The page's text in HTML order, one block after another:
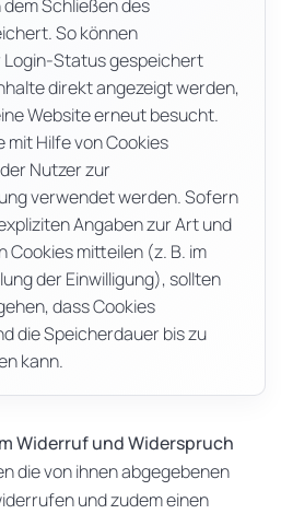
Schließen des
So können
Login-Status gespeichert
direkt angezeigt werden,
Website erneut besucht.
mit Hilfe von Cookies
Nutzer zur
verwendet werden. Sofern
Angaben zur Art und
Cookies mitteilen (z. B. im
der Einwilligung), sollten
dass Cookies
die Speicherdauer bis zu
kann.
Widerruf und Widerspruch
die von ihnen abgegebenen
und zudem einen